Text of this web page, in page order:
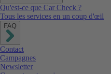
Qu'est-ce que Car Check ?
Tous les services en un coup d'œil
FAQ
Contact
Campagnes
Newsletter